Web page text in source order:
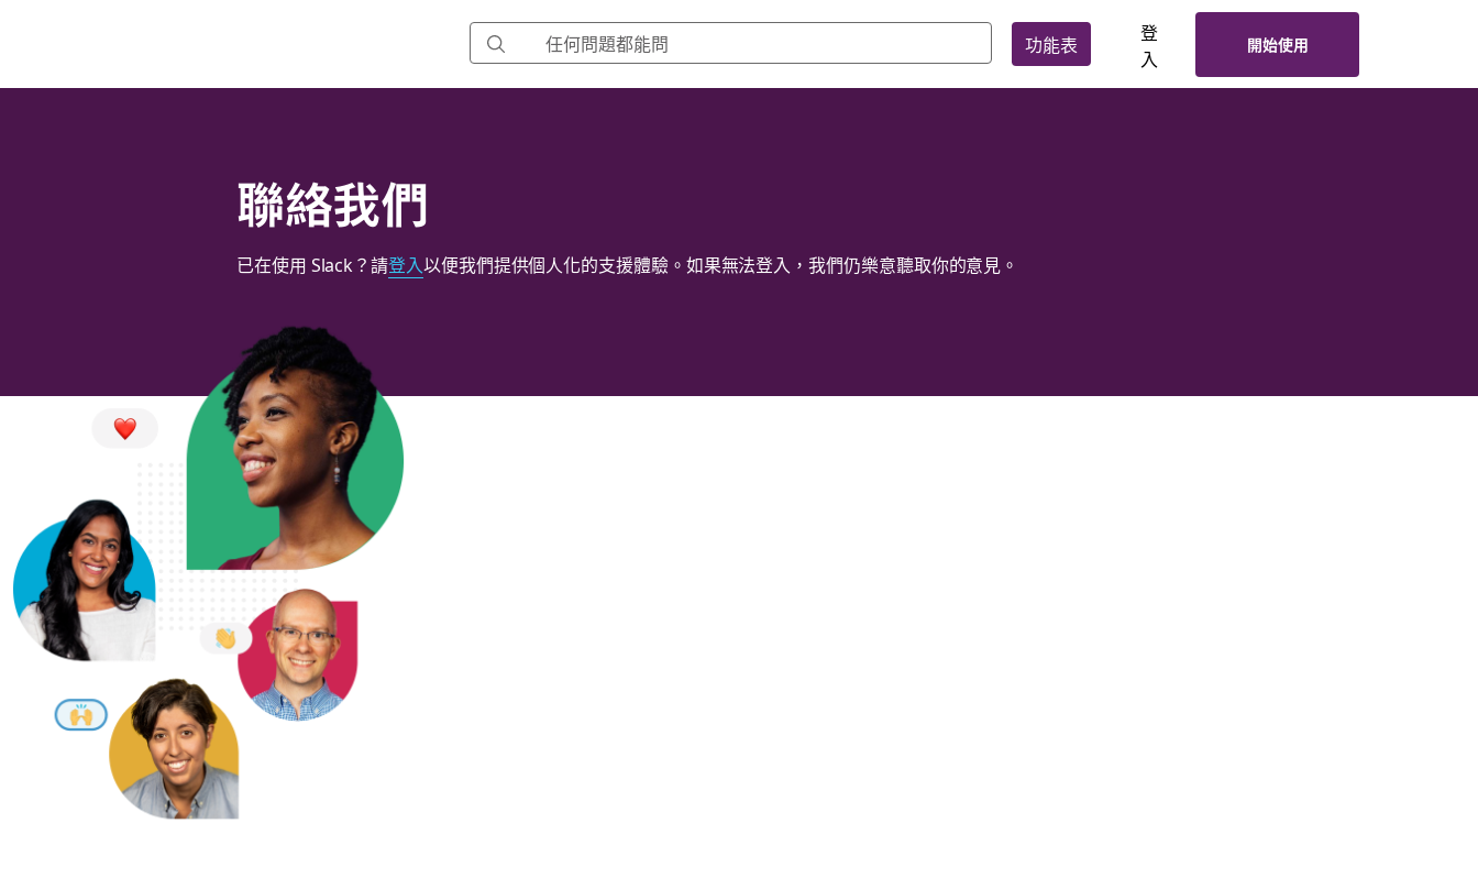
功能表
登
入
開始使用
聯絡我們
已在使用 Slack？請登入以便我們提供個人化的支援體驗。如果無法登入，我們仍樂意聽取你的意見。